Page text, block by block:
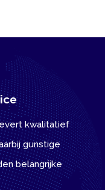
kwalitatief
gunstige
belangrijke